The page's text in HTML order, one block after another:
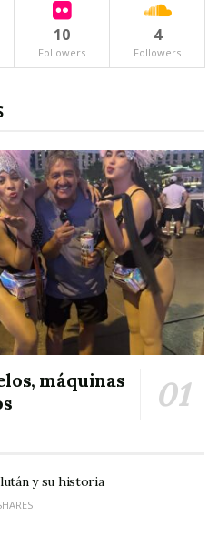
10
Followers
4
Followers
máquinas
y su historia